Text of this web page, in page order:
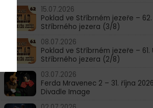
15.07.2026
Poklad ve Stříbrném jezeře – 62.
Stříbrného jezera (3/8)
08.07.2026
Poklad ve Stříbrném jezeře – 61.
Stříbrného jezera (2/8)
03.07.2026
Ferda Mravenec 2 – 31. října
Divadle Image